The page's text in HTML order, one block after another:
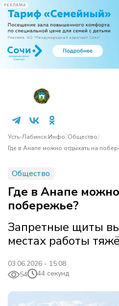
РЕКЛАМА
Усть-Лабинск Инфо/Общество/
Где в Анапе можно отдыхать на
Общество
Где в Анапе
побережье?
Запретные щиты
местах работы
03.06.2026 - 15:08
54
44 секунд